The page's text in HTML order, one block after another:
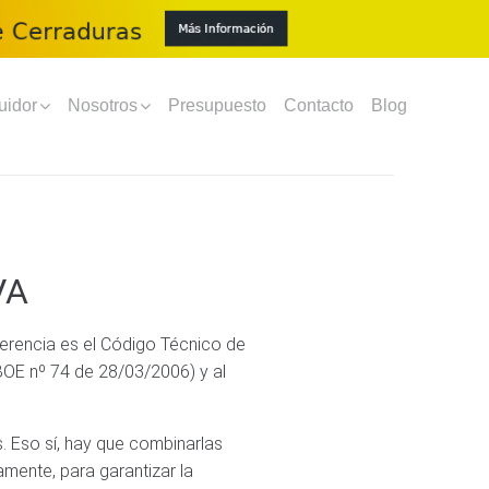
Nosotros Presupuesto Contacto Blog
es el Código Técnico de
nº 74 de 28/03/2006) y al
sí, hay que combinarlas
para garantizar la